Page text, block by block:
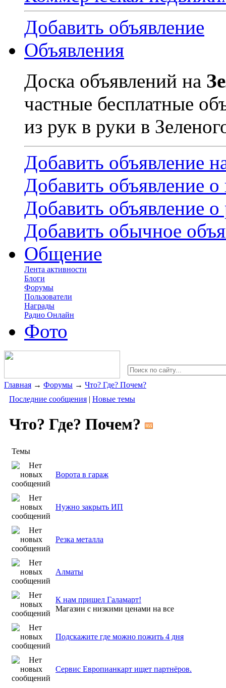
Добавить объявление
Объявления
Доска объявлений на
частные бесплатные
из рук в руки в
Добавить объявление
Добавить объявление
Добавить объявление о
Добавить обычное
Общение
Лента активности
Блоги
Форумы
Пользователи
Награды
Радио Онлайн
Фото
Главная → Форумы → Что? Где? Почем?
Последние сообщения | Новые темы
Что? Где? Почем?
Темы
Ворота в гараж
Нужно закрыть ИП
Резка металла
Алматы
К нам пришел Галамарт!
Магазин с низкими ценами на все
Подскажите где можно пожить 4 дня
Сервис Европианкарт ищет партнёров.